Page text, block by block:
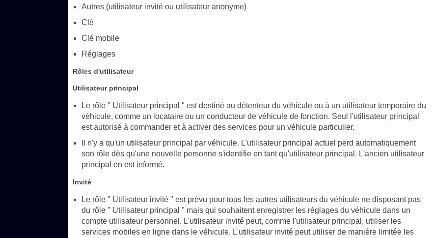
Autres (utilisateur invité ou utilisateur anonyme)
Clé
Clé mobile
Réglages
Rôles d'utilisateur
Utilisateur principal
Le rôle " Utilisateur principal " est destiné au détenteur du véhicule ou à un utilisateur temporaire du
véhicule, comme un locataire ou un conducteur de véhicule de fonction. Seul l'utilisateur principal
est autorisé à commander et à activer des services pour un véhicule particulier.
Il n'y a qu'un utilisateur principal par véhicule. L'utilisateur principal actuel perd automatiquement
son rôle dès qu'une nouvelle personne s'identifie en tant qu'utilisateur principal. L'ancien utilisateur
principal en est informé.
Invité
Le rôle " Utilisateur invité " est prévu pour tous les autres utilisateurs du véhicule ne disposant pas
du rôle " Utilisateur principal " mais qui souhaitent enregistrer les réglages du véhicule dans un
compte utilisateur personnel. L'utilisateur invité peut, comme l'utilisateur principal, utiliser les
services mobiles en ligne dans le véhicule. L'utilisateur invité peut utiliser de manière limitée les